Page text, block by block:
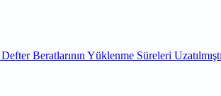
Beratlarının Yüklenme Süreleri